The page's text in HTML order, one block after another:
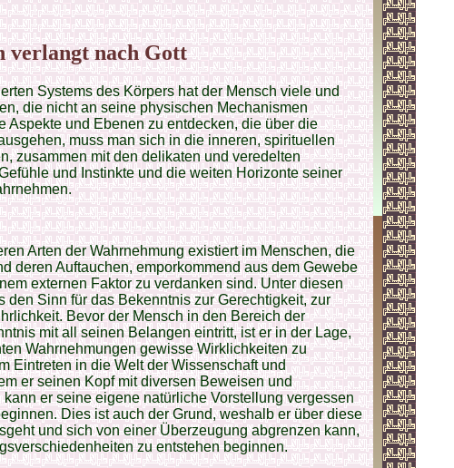
verlangt nach Gott
Systems des Körpers hat der Mensch viele und
die nicht an seine physischen Mechanismen
Aspekte und Ebenen zu entdecken, die über die
muss man sich in die inneren, spirituellen
zusammen mit den delikaten und veredelten
und Instinkte und die weiten Horizonte seiner
Arten der Wahrnehmung existiert im Menschen, die
deren Auftauchen, emporkommend aus dem Gewebe
externen Faktor zu verdanken sind. Unter diesen
den Sinn für das Bekenntnis zur Gerechtigkeit, zur
Bevor der Mensch in den Bereich der
mit all seinen Belangen eintritt, ist er in der Lage,
Wahrnehmungen gewisse Wirklichkeiten zu
Eintreten in die Welt der Wissenschaft und
er seinen Kopf mit diversen Beweisen und
er seine eigene natürliche Vorstellung vergessen
Dies ist auch der Grund, weshalb er über diese
und sich von einer Überzeugung abgrenzen kann,
zu entstehen beginnen.